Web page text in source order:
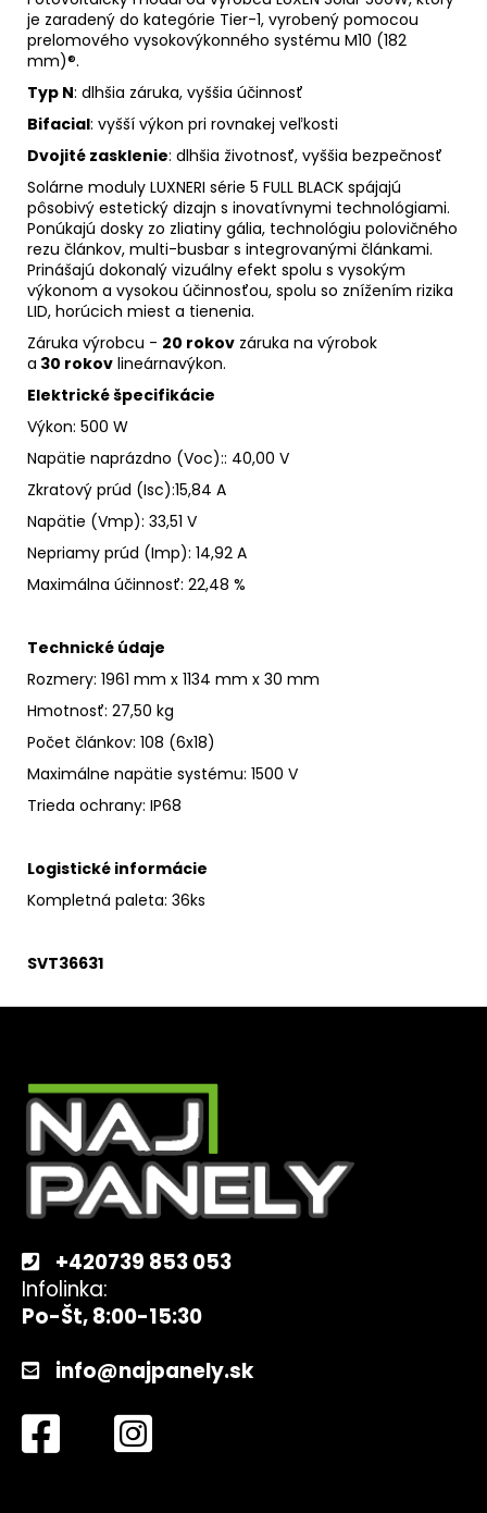
je zaradený do kategórie Tier-1, vyrobený pomocou
prelomového vysokovýkonného systému M10 (182
mm)®.
Typ N: dlhšia záruka, vyššia účinnosť
Bifacial: vyšší výkon pri rovnakej veľkosti
Dvojité zasklenie: dlhšia životnosť, vyššia bezpečnosť
Solárne moduly LUXNERI série 5 FULL BLACK spájajú
pôsobivý estetický dizajn s inovatívnymi technológiami.
Ponúkajú dosky zo zliatiny gália, technológiu polovičného
rezu článkov, multi-busbar s integrovanými článkami.
Prinášajú dokonalý vizuálny efekt spolu s vysokým
výkonom a vysokou účinnosťou, spolu so znížením rizika
LID, horúcich miest a tienenia.
Záruka výrobcu - 20 rokov záruka na výrobok
a 30 rokov lineárnavýkon.
Elektrické špecifikácie
Výkon: 500 W
Napätie naprázdno (Voc):: 40,00 V
Zkratový prúd (Isc):15,84 A
Napätie (Vmp): 33,51 V
Nepriamy prúd (Imp): 14,92 A
Maximálna účinnosť: 22,48 %
Technické údaje
Rozmery: 1961 mm x 1134 mm x 30 mm
Hmotnosť: 27,50 kg
Počet článkov: 108 (6x18)
Maximálne napätie systému: 1500 V
Trieda ochrany: IP68
Logistické informácie
Kompletná paleta: 36ks
SVT36631
+420739 853 053
Infolinka:
Po-Št, 8:00-15:30
info@najpanely.sk